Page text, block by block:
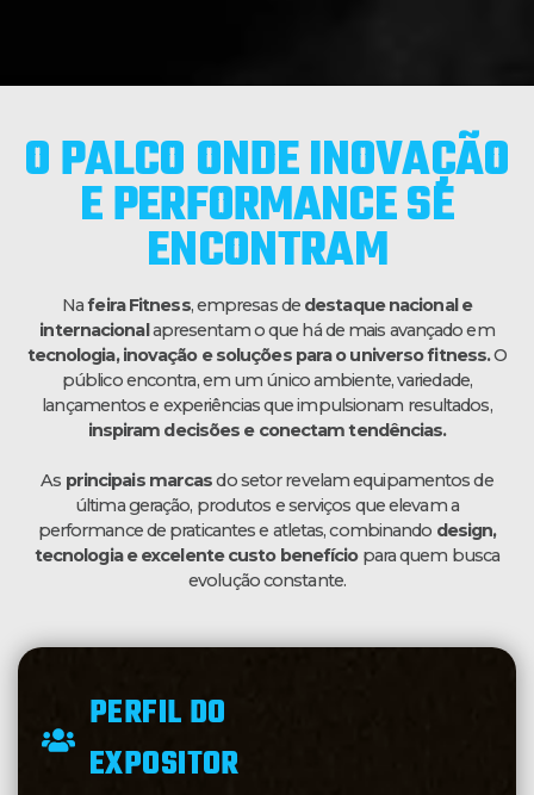
O PALCO ONDE INOVAÇÃO
E PERFORMANCE SE
ENCONTRAM
Nafeira Fitness, empresas de destaque nacional e
internacionalapresentam o que há de mais avançado em
tecnologia, inovação e soluções para o universo fitness.O
público encontra, em um único ambiente, variedade,
lançamentos e experiências que impulsionam resultados,
inspiram decisões e conectam tendências.
As principais marcasdo setor revelam equipamentos de
última geração, produtos e serviços que elevam a
performance de praticantes e atletas, combinando design,
tecnologia e excelente custo benefíciopara quem busca
evolução constante.
PERFIL DO
EXPOSITOR